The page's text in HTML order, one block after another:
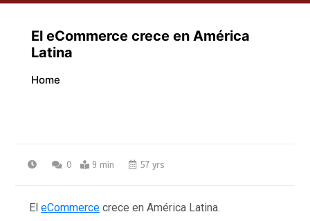
El eCommerce crece en América
Latina
Home
0 9 min 57 yrs
EleCommerce crece en América Latina.